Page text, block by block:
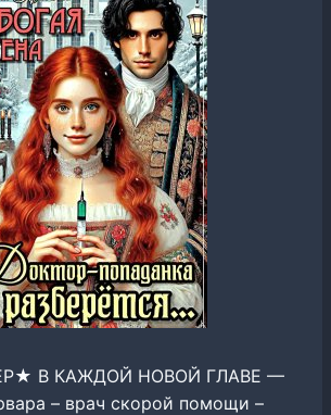
В КАЖДОЙ НОВОЙ ГЛАВЕ —
– врач скорой помощи –